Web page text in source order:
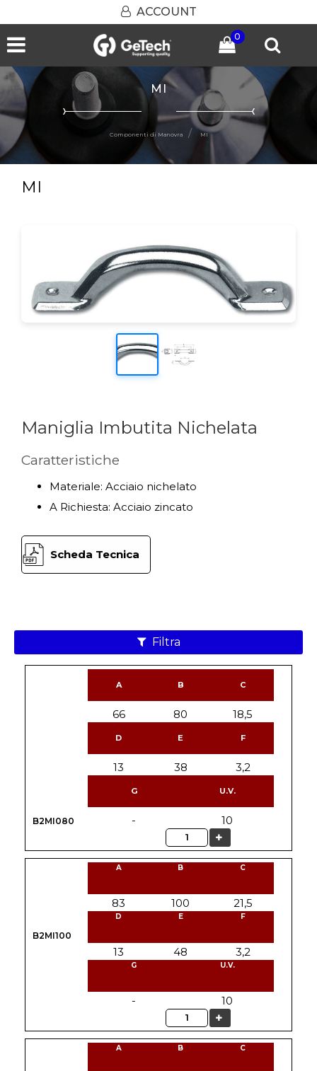
ACCOUNT
Open menu 0
MI
Componenti di Manovra MI
MI
Maniglia Imbutita Nichelata
Caratteristiche
Materiale: Acciaio nichelato
A Richiesta: Acciaio zincato
Scheda Tecnica
Filtra
B2MI080
A
66
B
80
C
18,5
D
13
E
38
F
3,2
G
-
U.V.
10
Quantità
B2MI100
A
83
B
100
C
21,5
D
13
E
48
F
3,2
G
-
U.V.
10
Quantità
A B C